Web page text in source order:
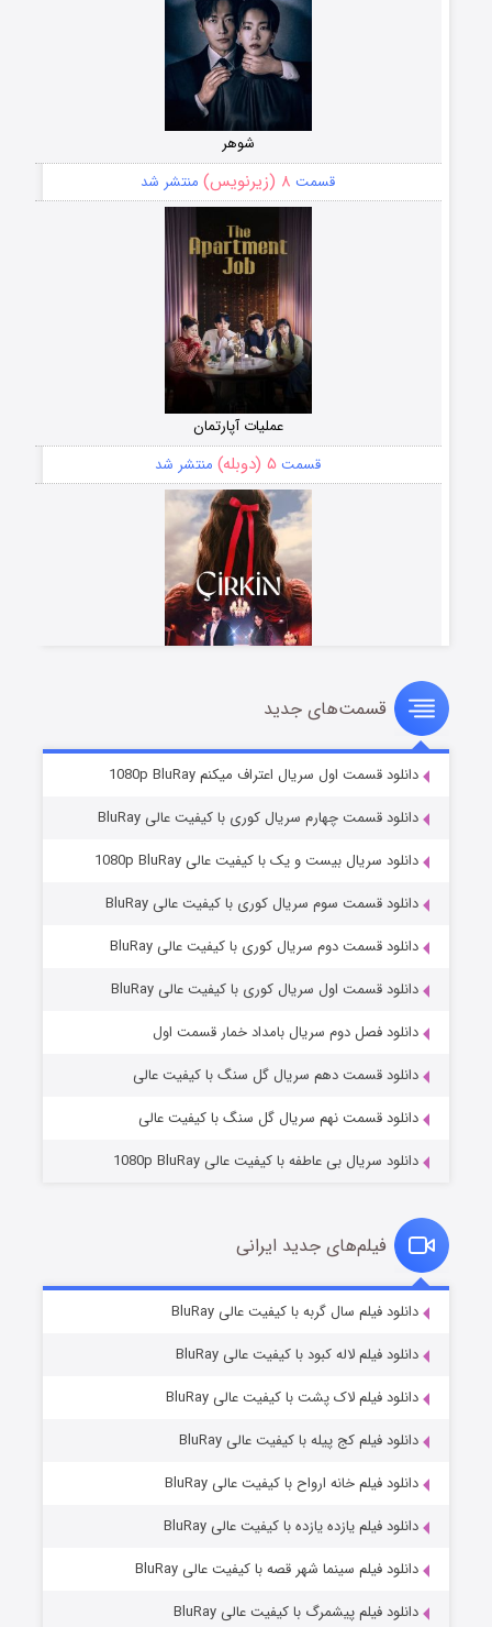
شوهر
قسمت ۸ (زیرنویس) منتشر شد
عملیات آپارتمان
قسمت ۵ (دوبله) منتشر شد
سریال زشت
قسمت۲ (زیرنویس) منتشر شد
مردگان متحرک: شهر مرده ۳
قسمت۲ (زیرنویس) منتشر شد
قسمت۷ (زیرنویس) منتشر شد
قسمت‌های جدید
دانلود قسمت اول سریال اعتراف میکنم 1080p BluRay
دانلود قسمت چهارم سریال کوری با کیفیت عالی BluRay
دانلود سریال بیست و یک با کیفیت عالی 1080p BluRay
دانلود قسمت سوم سریال کوری با کیفیت عالی BluRay
دانلود قسمت دوم سریال کوری با کیفیت عالی BluRay
دانلود قسمت اول سریال کوری با کیفیت عالی BluRay
دانلود فصل دوم سریال بامداد خمار قسمت اول
دانلود قسمت دهم سریال گل سنگ با کیفیت عالی
دانلود قسمت نهم سریال گل سنگ با کیفیت عالی
دانلود سریال بی عاطفه با کیفیت عالی 1080p BluRay
فیلم‌های جدید ایرانی
دانلود فیلم سال گربه با کیفیت عالی BluRay
دانلود فیلم لاله کبود با کیفیت عالی BluRay
دانلود فیلم لاک پشت با کیفیت عالی BluRay
دانلود فیلم کج‌ پیله با کیفیت عالی BluRay
دانلود فیلم خانه ارواح با کیفیت عالی BluRay
دانلود فیلم یازده یازده با کیفیت عالی BluRay
دانلود فیلم سینما شهر قصه با کیفیت عالی BluRay
دانلود فیلم پیشمرگ با کیفیت عالی BluRay